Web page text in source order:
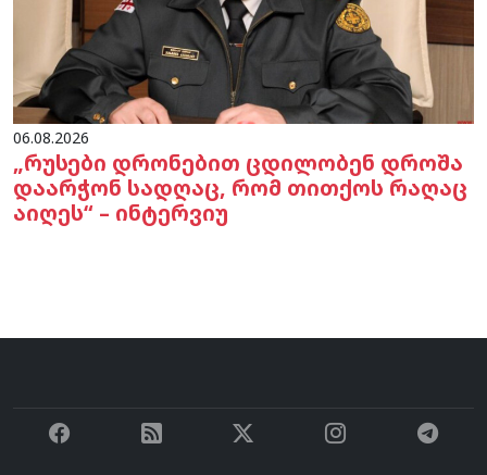
06.08.2026
„რუსები დრონებით ცდილობენ დროშა
დაარჭონ სადღაც, რომ თითქოს რაღაც
აიღეს“ – ინტერვიუ